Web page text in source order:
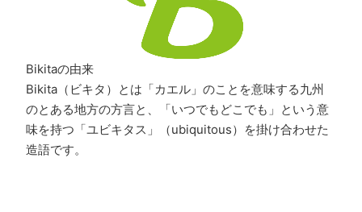
Bikitaの由来
Bikita（ビキタ）とは「カエル」のことを意味する九州
のとある地方の方言と、「いつでもどこでも」という意
味を持つ「ユビキタス」（ubiquitous）を掛け合わせた
造語です。